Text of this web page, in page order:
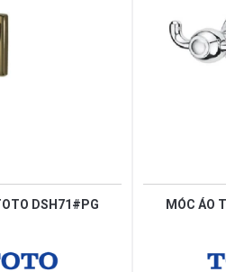
DSH71#PG MÓC ÁO